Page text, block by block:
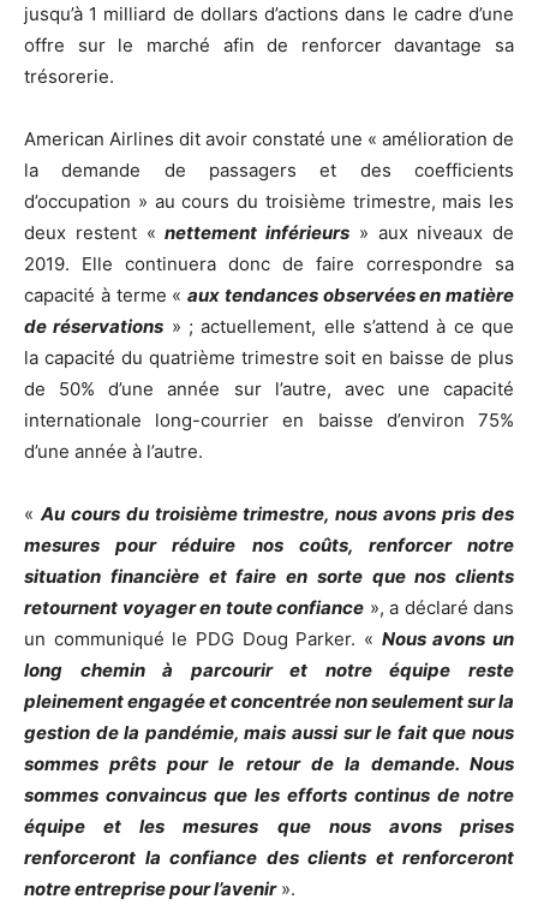
jusqu’à 1 milliard de dollars d’actions dans le cadre d’une
offre sur le marché afin de renforcer davantage sa
trésorerie.
American Airlines dit avoir constaté une « amélioration de
la demande de passagers et des coefficients
d’occupation » au cours du troisième trimestre, mais les
deux restent «nettement inférieurs » aux niveaux de
2019. Elle continuera donc de faire correspondre sa
capacité à terme « aux tendances observées en matière
de réservations » ; actuellement, elle s’attend à ce que
la capacité du quatrième trimestre soit en baisse de plus
de 50% d’une année sur l’autre, avec une capacité
internationale long-courrier en baisse d’environ 75%
d’une année à l’autre.
« Au cours du troisième trimestre, nous avons pris des
mesures pour réduire nos coûts, renforcer notre
situation financière et faire en sorte que nos clients
retournent voyager en toute confiance », a déclaré dans
un communiqué le PDG Doug Parker. « Nous avons un
long chemin à parcourir et notre équipe reste
pleinement engagée et concentrée non seulement sur la
gestion de la pandémie, mais aussi sur le fait que nous
sommes prêts pour le retour de la demande. Nous
sommes convaincus que les efforts continus de notre
équipe et les mesures que nous avons prises
renforceront la confiance des clients et renforceront
notre entreprise pour l’avenir».